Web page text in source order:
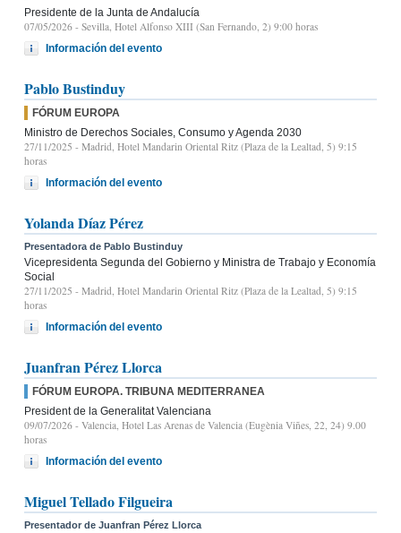
Presidente de la Junta de Andalucía
07/05/2026 - Sevilla, Hotel Alfonso XIII (San Fernando, 2) 9:00 horas
Información del evento
Pablo Bustinduy
FÓRUM EUROPA
Ministro de Derechos Sociales, Consumo y Agenda 2030
27/11/2025 - Madrid, Hotel Mandarin Oriental Ritz (Plaza de la Lealtad, 5) 9:15
horas
Información del evento
Yolanda Díaz Pérez
Presentadora de Pablo Bustinduy
Vicepresidenta Segunda del Gobierno y Ministra de Trabajo y Economía
Social
27/11/2025 - Madrid, Hotel Mandarin Oriental Ritz (Plaza de la Lealtad, 5) 9:15
horas
Información del evento
Juanfran Pérez Llorca
FÓRUM EUROPA. TRIBUNA MEDITERRANEA
President de la Generalitat Valenciana
09/07/2026 - Valencia, Hotel Las Arenas de Valencia (Eugènia Viñes, 22, 24) 9.00
horas
Información del evento
Miguel Tellado Filgueira
Presentador de Juanfran Pérez Llorca